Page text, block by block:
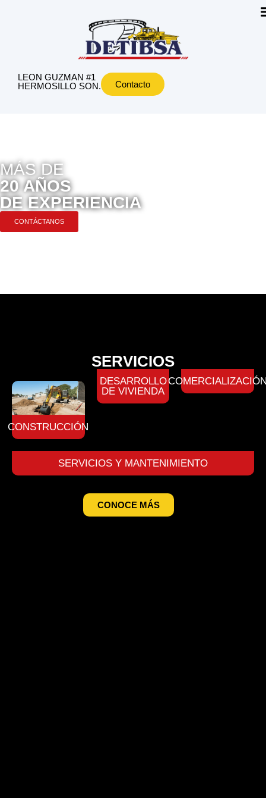
LEON GUZMAN #1
HERMOSILLO SON.
Contacto
MÁS DE
20 AÑOS
DE EXPERIENCIA
CONTÁCTANOS
SERVICIOS
CONSTRUCCIÓN
DESARROLLO
DE VIVIENDA
SERVICIOS Y MANTENIMIENTO
CONOCE MÁS